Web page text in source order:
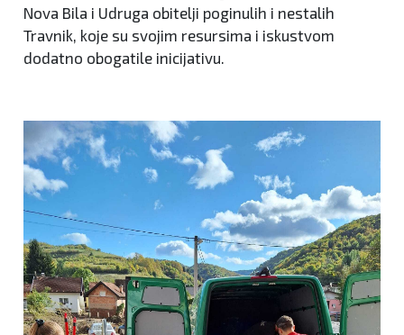
Nova Bila i Udruga obitelji poginulih i nestalih
Travnik, koje su svojim resursima i iskustvom
dodatno obogatile inicijativu.